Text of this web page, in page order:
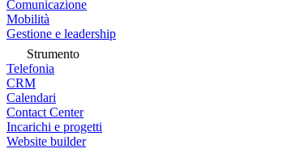
Comunicazione
Mobilità
Gestione e leadership
Strumento
Telefonia
CRM
Calendari
Contact Center
Incarichi e progetti
Website builder